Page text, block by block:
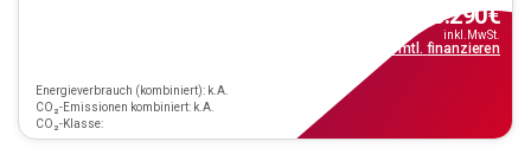
Energieverbrauch (kombiniert): k.A.
CO₂-Emissionen kombiniert: k.A.
CO₂-Klasse:
16.290€
inkl.MwSt.
147€mtl. finanzieren